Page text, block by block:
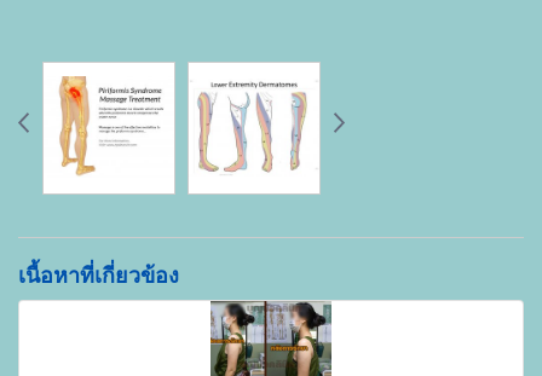
เนื้อหาที่เกี่ยวข้อง